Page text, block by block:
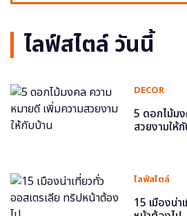
ไลฟ์สไตล์ วันนี้
DECOR
5 ดอกไม้ม
สวยงามให้
ไลฟ์สไตล์
15 เมืองน่า